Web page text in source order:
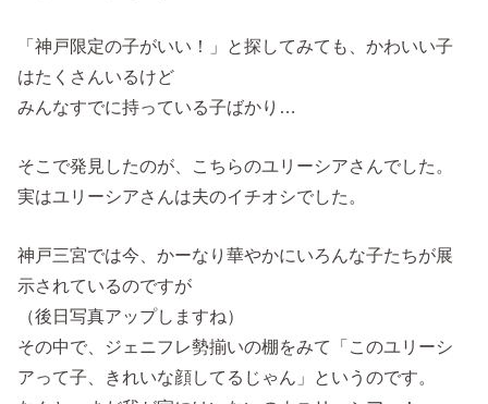
「神戸限定の子がいい！」と探してみても、かわいい子
はたくさんいるけど
みんなすでに持っている子ばかり…
そこで発見したのが、こちらのユリーシアさんでした。
実はユリーシアさんは夫のイチオシでした。
神戸三宮では今、かーなり華やかにいろんな子たちが展
示されているのですが
（後日写真アップしますね）
その中で、ジェニフレ勢揃いの棚をみて「このユリーシ
アって子、きれいな顔してるじゃん」というのです。